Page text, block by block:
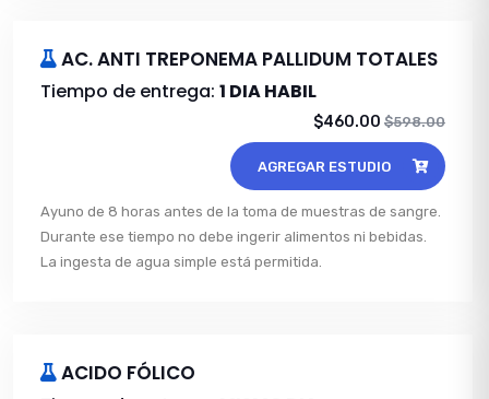
AC. ANTI TREPONEMA PALLIDUM TOTALES
Tiempo de entrega: 1 DIA HABIL
$460.00 $598.00
AGREGAR ESTUDIO
Ayuno de 8 horas antes de la toma de muestras de sangre.
Durante ese tiempo no debe ingerir alimentos ni bebidas.
La ingesta de agua simple está permitida.
ACIDO FÓLICO